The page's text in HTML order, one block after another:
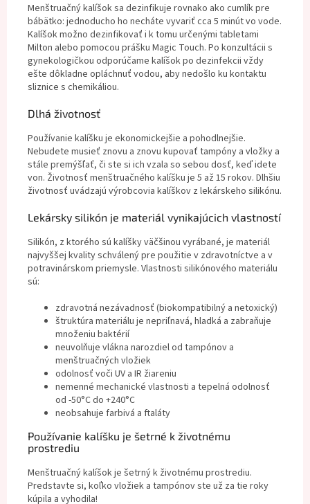
Menštruačný kalíšok sa dezinfikuje rovnako ako cumlík pre
bábätko: jednoducho ho necháte vyvariť cca 5 minút vo vode.
Kalíšok možno dezinfikovať i k tomu určenými tabletami
Milton alebo pomocou prášku Magic Touch. Po konzultácii s
gynekologičkou odporúčame kalíšok po dezinfekcii vždy
ešte dôkladne opláchnuť vodou, aby nedošlo ku kontaktu
sliznice s chemikáliou.
Dlhá životnosť
Používanie kalíšku je ekonomickejšie a pohodlnejšie.
Nebudete musieť znovu a znovu kupovať tampóny a vložky a
stále premýšľať, či ste si ich vzala so sebou dosť, keď idete
von. Životnosť menštruačného kalíšku je 5 až 15 rokov. Dlhšiu
životnosť uvádzajú výrobcovia kalíškov z lekárskeho silikónu.
Lekársky silikón je materiál vynikajúcich vlastností
Silikón, z ktorého sú kalíšky väčšinou vyrábané, je materiál
najvyššej kvality schválený pre použitie v zdravotníctve a v
potravinárskom priemysle. Vlastnosti silikónového materiálu
sú:
zdravotná nezávadnosť (biokompatibilný a netoxický)
štruktúra materiálu je nepriľnavá, hladká a zabraňuje
množeniu baktérií
neuvolňuje vlákna narozdiel od tampónov a
menštruačných vložiek
odolnosť voči UV a IR žiareniu
nemenné mechanické vlastnosti a tepelná odolnosť
od -50°C do +240°C
neobsahuje farbivá a ftaláty
Používanie kalíšku je šetrné k životnému
prostrediu
Menštruačný kalíšok je šetrný k životnému prostrediu.
Predstavte si, koľko vložiek a tampónov ste už za tie roky
kúpila a vyhodila!